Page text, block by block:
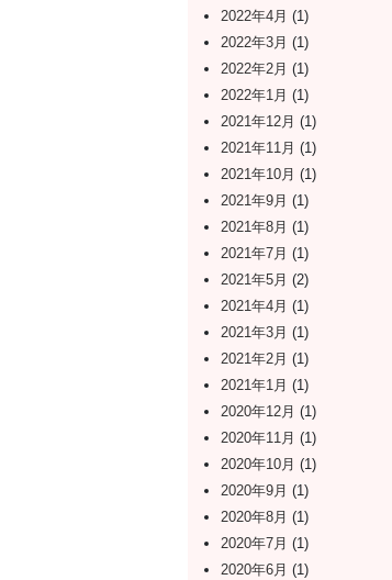
2022年4月 (1)
2022年3月 (1)
2022年2月 (1)
2022年1月 (1)
2021年12月 (1)
2021年11月 (1)
2021年10月 (1)
2021年9月 (1)
2021年8月 (1)
2021年7月 (1)
2021年5月 (2)
2021年4月 (1)
2021年3月 (1)
2021年2月 (1)
2021年1月 (1)
2020年12月 (1)
2020年11月 (1)
2020年10月 (1)
2020年9月 (1)
2020年8月 (1)
2020年7月 (1)
2020年6月 (1)